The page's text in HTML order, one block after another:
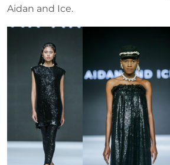
Aidan and Ice.